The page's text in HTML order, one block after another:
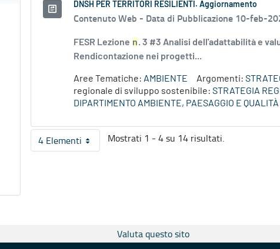
DNSH PER TERRITORI RESILIENTI. Aggiornamento
Contenuto Web - Data di Pubblicazione 10-feb-
FESR Lezione n. 3 #3 Analisi dell'adattabilità e
Rendicontazione nei progetti...
Aree Tematiche: AMBIENTE Argomenti:
regionale di sviluppo sostenibile: STRATEGIA
DIPARTIMENTO AMBIENTE, PAESAGGIO E
4 ElementiPer pagina
Mostrati 1 - 4 su 14 risultati.
Valuta questo sito